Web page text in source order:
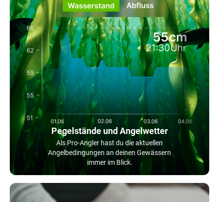
Pegelstände und Angelwetter
Als Pro-Angler hast du die aktuellen
Angelbedingungen an deinen Gewässern
immer im Blick.